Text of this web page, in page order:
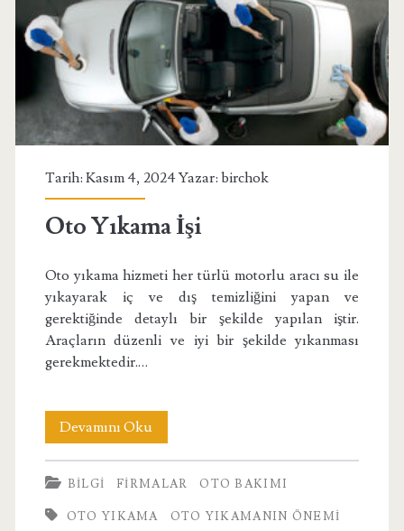
Tarih: Kasım 4, 2024 Yazar: birchok
Oto Yıkama İşi
Oto yıkama hizmeti her türlü motorlu aracı su ile
yıkayarak iç ve dış temizliğini yapan ve
gerektiğinde detaylı bir şekilde yapılan iştir.
Araçların düzenli ve iyi bir şekilde yıkanması
gerekmektedir.…
Devamını OkuOto
Yıkama
İşi
BILGI FIRMALAR OTO BAKIMI
OTO YIKAMA OTO YIKAMANIN ÖNEMI